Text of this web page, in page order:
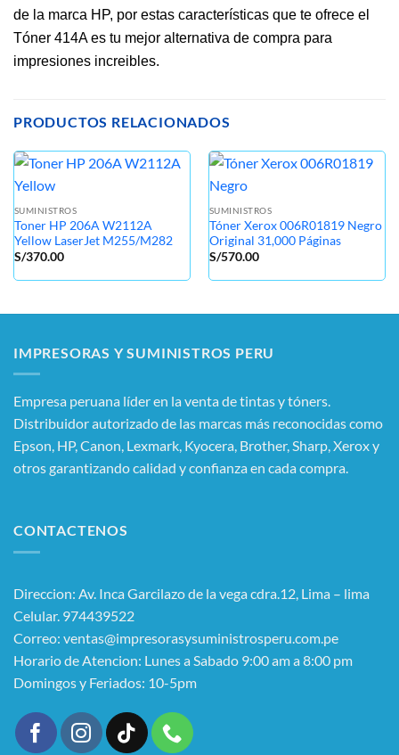
de la marca HP, por estas características que te ofrece el
Tóner 414A es tu mejor alternativa de compra para
impresiones increibles.
PRODUCTOS RELACIONADOS
SUMINISTROS
Toner HP 206A W2112A
Yellow LaserJet M255/M282
S/370.00
SUMINISTROS
Tóner Xerox 006R01819 Negro
Original 31,000 Páginas
S/570.00
IMPRESORAS Y SUMINISTROS PERU
Empresa peruana líder en la venta de tintas y tóners.
Distribuidor autorizado de las marcas más reconocidas como
Epson, HP, Canon, Lexmark, Kyocera, Brother, Sharp, Xerox y
otros garantizando calidad y confianza en cada compra.
CONTACTENOS
Direccion: Av. Inca Garcilazo de la vega cdra.12, Lima – lima
Celular. 974439522
Correo: ventas@impresorasysuministrosperu.com.pe
Horario de Atencion: Lunes a Sabado 9:00 am a 8:00 pm
Domingos y Feriados: 10-5pm